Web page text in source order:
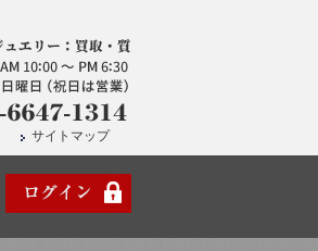
サイトマップ